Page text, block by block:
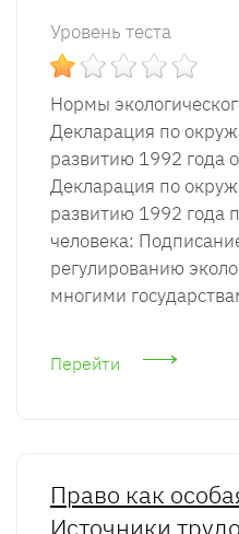
Уровень теста
Нормы
Декларация по
развитию 1992 года
Декларация по
развитию 1992 года
человека:
регулированию
многими
Перейти
Право как
Источники